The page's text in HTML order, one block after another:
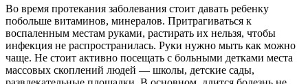
Во время протекания заболевания стоит давать ребенку
побольше витаминов, минералов. Притрагиваться к
воспаленным местам руками, растирать их нельзя, чтобы
инфекция не распространилась. Руки нужно мыть как можно
чаще. Не стоит активно посещать с больными детками места
массовых скоплений людей — школы, детские сады,